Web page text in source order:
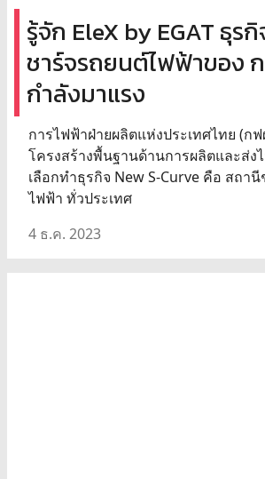
รู้จัก EleX by EGAT ธุร
ชาร์จรถยนต์ไฟฟ้าของ
กำลังมาแรง
การไฟฟ้าฝ่ายผลิตแห่งประเทศไทย (ก
โครงสร้างพื้นฐานด้านการผลิตและส่ง
เลือกทำธุรกิจ New S-Curve คือ สถา
ไฟฟ้า ทั่วประเทศ
4 ธ.ค. 2023